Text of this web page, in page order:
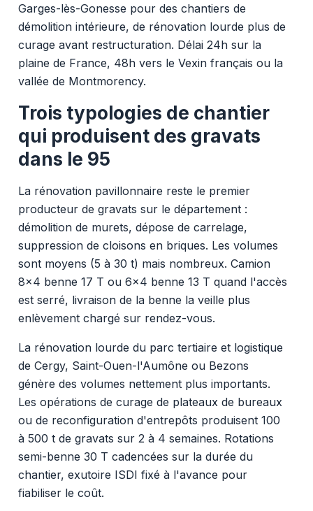
Garges-lès-Gonesse pour des chantiers de
démolition intérieure, de rénovation lourde plus de
curage avant restructuration. Délai 24h sur la
plaine de France, 48h vers le Vexin français ou la
vallée de Montmorency.
Trois typologies de chantier
qui produisent des gravats
dans le 95
La rénovation pavillonnaire reste le premier
producteur de gravats sur le département :
démolition de murets, dépose de carrelage,
suppression de cloisons en briques. Les volumes
sont moyens (5 à 30 t) mais nombreux. Camion
8x4 benne 17 T ou 6x4 benne 13 T quand l'accès
est serré, livraison de la benne la veille plus
enlèvement chargé sur rendez-vous.
La rénovation lourde du parc tertiaire et logistique
de Cergy, Saint-Ouen-l'Aumône ou Bezons
génère des volumes nettement plus importants.
Les opérations de curage de plateaux de bureaux
ou de reconfiguration d'entrepôts produisent 100
à 500 t de gravats sur 2 à 4 semaines. Rotations
semi-benne 30 T cadencées sur la durée du
chantier, exutoire ISDI fixé à l'avance pour
fiabiliser le coût.